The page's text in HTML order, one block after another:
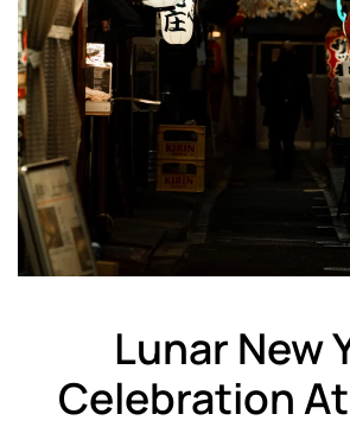
Lunar New
Celebration